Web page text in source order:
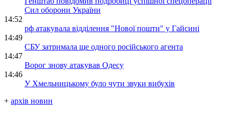
Сил оборони України
14:52
рф атакувала відділення "Нової пошти" у Гайсині
14:49
СБУ затримала ще одного російського агента
14:47
Ворог знову атакував Одесу
14:46
У Хмельницькому було чути звуки вибухів
+ архів новин